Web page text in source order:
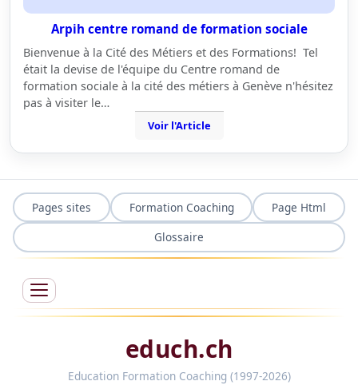
Arpih centre romand de formation sociale
Bienvenue à la Cité des Métiers et des Formations! Tel
était la devise de l'équipe du Centre romand de
formation sociale à la cité des métiers à Genève n'hésitez
pas à visiter le…
Voir l'Article
Pages sites Formation Coaching
Page Html
Glossaire
educh.ch
Education Formation Coaching (1997-2026)